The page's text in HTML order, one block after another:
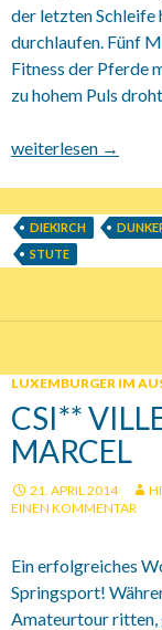
der letzten Schleife
durchlaufen. Fünf
Fitness der Pferde
zu hohem Puls
Luxemburger
weiterlesen →
DIEKIRCH
STUTE
LUXEMBURGER IM
CSI**
MARCEL
21. APRIL 2014
EINEN KOMMENTAR
Ein erfolgreiches
Springsport!
Amateurtour ritten,